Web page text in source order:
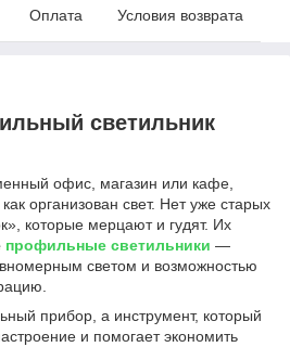
Оплата Условия возврата
светильник
офис, магазин или кафе,
организован свет. Нет уже старых
которые мерцают и гудят. Их
профильные светильники —
светом и возможностью
прибор, а инструмент, который
и помогает экономить